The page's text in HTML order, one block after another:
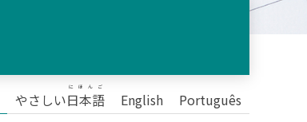
やさしい日本語
にほんご
English Português